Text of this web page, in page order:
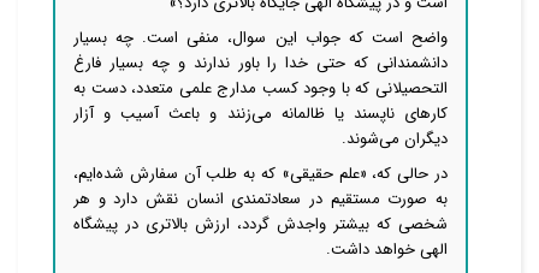
واضح است که جواب این سوال، منفی است. چه بسیار
دانشمندانی که حتی خدا را باور ندارند و چه بسیار فارغ
التحصیلانی که با وجود کسب مدارج علمی متعدد، دست به
کارهای ناپسند یا ظالمانه می‌زنند و باعث آسیب و آزار
دیگران می‌شوند.
در حالی که، «علم حقیقی» که به طلب آن سفارش شده‌ایم،
به صورت مستقیم در سعادتمندی انسان نقش دارد و هر
شخصی که بیشتر واجدش گردد، ارزش بالاتری در پیشگاه
الهی خواهد داشت.